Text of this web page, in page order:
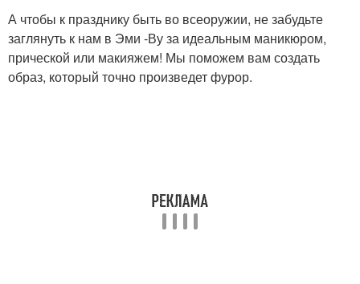
А чтобы к празднику быть во всеоружии, не забудьте
заглянуть к нам в Эми -Ву за идеальным маникюром,
прической или макияжем! Мы поможем вам создать
образ, который точно произведет фурор.